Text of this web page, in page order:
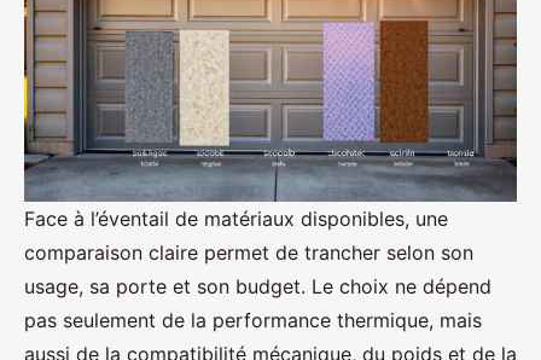
Face à l’éventail de matériaux disponibles, une
comparaison claire permet de trancher selon son
usage, sa porte et son budget. Le choix ne dépend
pas seulement de la performance thermique, mais
aussi de la compatibilité mécanique, du poids et de la